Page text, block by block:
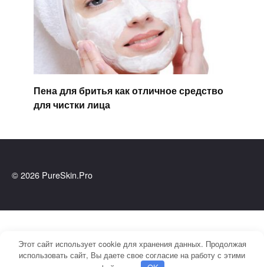
Пена для бритья как отличное средство
для чистки лица
© 2026 PureSkin.Pro
Этот сайт использует cookie для хранения данных. Продолжая
использовать сайт, Вы даете свое согласие на работу с этими